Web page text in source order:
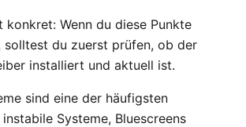
konkret: Wenn du diese Punkte
solltest du zuerst prüfen, ob der
installiert und aktuell ist.
sind eine der häufigsten
Systeme, Bluescreens